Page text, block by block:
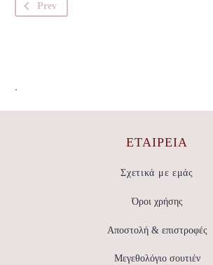
Prev
.
ΕΤΑΙΡΕΊΑ
Σχετικά με εμάς
Όροι χρήσης
Αποστολή & επιστροφές
Μεγεθολόγιο σουτιέν